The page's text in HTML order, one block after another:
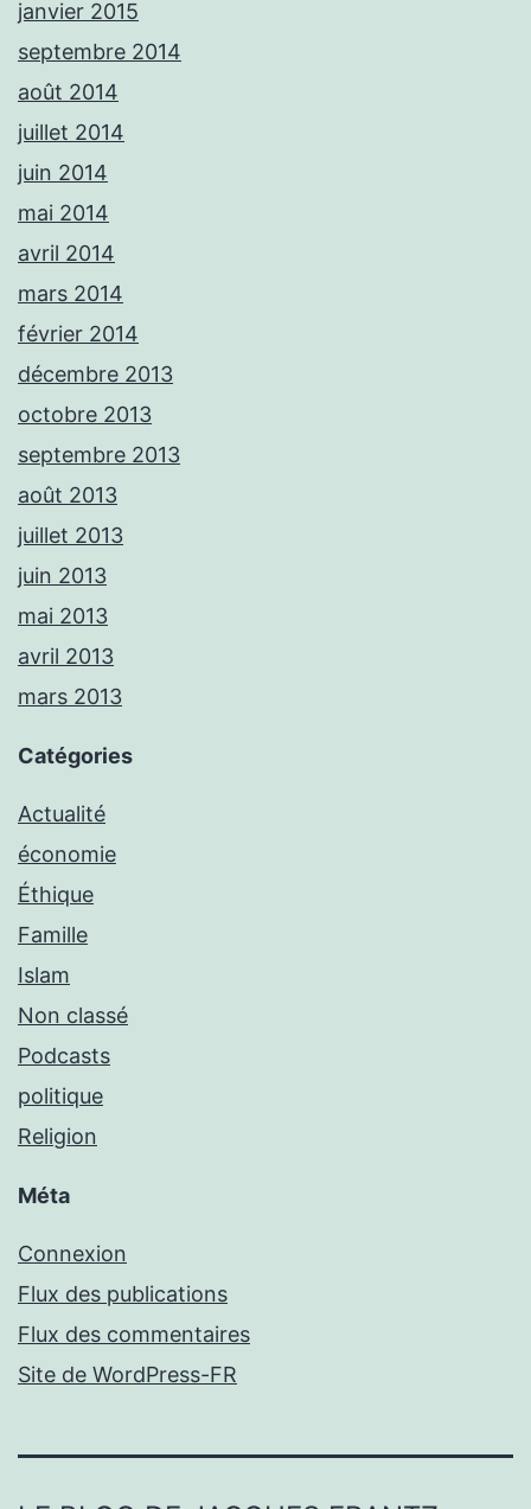
janvier 2015
septembre 2014
août 2014
juillet 2014
juin 2014
mai 2014
avril 2014
mars 2014
février 2014
décembre 2013
octobre 2013
septembre 2013
août 2013
juillet 2013
juin 2013
mai 2013
avril 2013
mars 2013
Catégories
Actualité
économie
Éthique
Famille
Islam
Non classé
Podcasts
politique
Religion
Méta
Connexion
Flux des publications
Flux des commentaires
Site de WordPress-FR